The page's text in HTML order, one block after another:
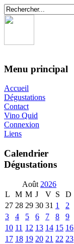
Menu principal
Accueil
Dégustations
Contact
Vino Quid
Connexion
Liens
Calendrier
Dégustations
Août 2026
L
M M J V S
D
27 28 29 30 31 1
2
3
4 5 6 7 8
9
10 11 12 13 14 15 16
17 18 19 20 21 22 23